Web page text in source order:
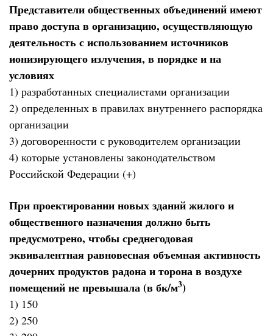
Представители общественных объединений имеют
право доступа в организацию, осуществляющую
деятельность с использованием источников
ионизирующего излучения, в порядке и на
условиях
1) разработанных специалистами организации
2) определенных в правилах внутреннего распорядка
организации
3) договоренности с руководителем организации
4) которые установлены законодательством
Российской Федерации (+)
При проектировании новых зданий жилого и
общественного назначения должно быть
предусмотрено, чтобы среднегодовая
эквивалентная равновесная объемная активность
дочерних продуктов радона и торона в воздухе
помещений не превышала (в бк/м3)
1) 150
2) 250